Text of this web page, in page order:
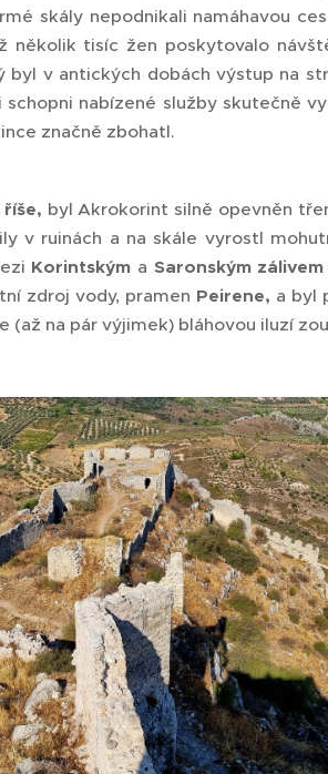
skály nepodnikali namáhavou
několik tisíc žen poskytovalo
byl v antických dobách výstup na
nabízené služby skutečně
značně zbohatl.
byl Akrokorint silně opevněn
v ruinách a na skále vyrostl
Korintským a Saronským zálivem
zdroj vody, pramen Peirene, a byl
na pár výjimek) bláhovou iluzí